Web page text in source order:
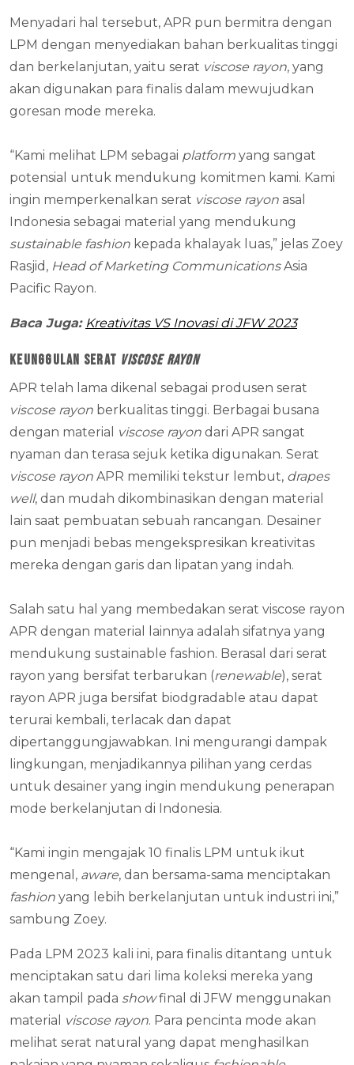
Menyadari hal tersebut, APR pun bermitra dengan
LPM dengan menyediakan bahan berkualitas tinggi
dan berkelanjutan, yaitu serat viscose rayon, yang
akan digunakan para finalis dalam mewujudkan
goresan mode mereka.
“Kami melihat LPM sebagai platform yang sangat
potensial untuk mendukung komitmen kami. Kami
ingin memperkenalkan serat viscose rayon asal
Indonesia sebagai material yang mendukung
sustainable fashion kepada khalayak luas,” jelas Zoey
Rasjid, Head of Marketing CommunicationsAsia
Pacific Rayon.
Baca Juga: Kreativitas VS Inovasi di JFW 2023
Keunggulan Serat Viscose Rayon
APR telah lama dikenal sebagai produsen serat
viscose rayon berkualitas tinggi. Berbagai busana
dengan material
viscose rayon dari APR sangat
nyaman dan terasa sejuk ketika digunakan. Serat
viscose rayon APR memiliki tekstur lembut, drapes
well, dan mudah dikombinasikan dengan material
lain saat pembuatan sebuah rancangan. Desainer
pun menjadi bebas mengekspresikan kreativitas
mereka dengan garis dan lipatan yang indah.
Salah satu hal yang membedakan serat viscose rayon
APR dengan material lainnya adalah sifatnya yang
mendukung sustainable fashion. Berasal dari serat
rayon yang bersifat terbarukan (renewable), serat
rayon APR juga bersifat biodgradable atau dapat
terurai kembali, terlacak dan dapat
dipertanggungjawabkan. Ini mengurangi dampak
lingkungan, menjadikannya pilihan yang cerdas
untuk desainer yang ingin mendukung penerapan
mode berkelanjutan di Indonesia.
“Kami ingin mengajak 10 finalis LPM untuk ikut
mengenal, aware, dan bersama-sama menciptakan
fashion yang lebih berkelanjutan untuk industri ini,”
sambung Zoey.
Pada LPM 2023 kali ini, para finalis ditantang untuk
menciptakan satu dari lima koleksi mereka yang
akan tampil pada showfinal di JFW menggunakan
material
viscose rayon. Para pencinta mode akan
melihat serat natural yang dapat menghasilkan